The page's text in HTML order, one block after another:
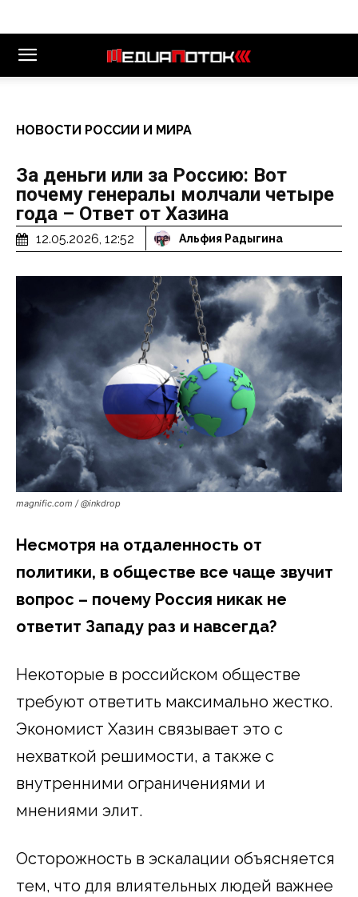
НОВОСТИ РОССИИ И МИРА
За деньги или за Россию: Вот
почему генералы молчали четыре
года – Ответ от Хазина
12.05.2026, 12:52 Альфия Радыгина
magnific.com / @inkdrop
Несмотря на отдаленность от
политики, в обществе все чаще звучит
вопрос – почему Россия никак не
ответит Западу раз и навсегда?
Некоторые в российском обществе
требуют ответить максимально жестко.
Экономист Хазин связывает это с
нехваткой решимости, а также с
внутренними ограничениями и
мнениями элит.
Осторожность в эскалации объясняется
тем, что для влиятельных людей важнее